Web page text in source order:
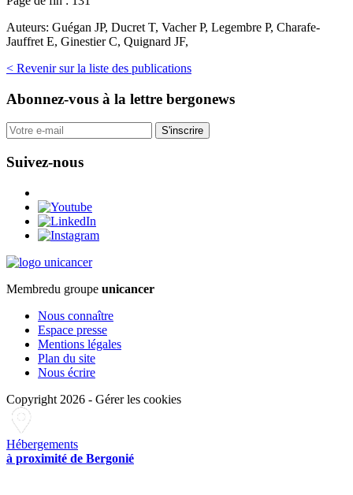
Auteurs: Guégan JP, Ducret T, Vacher P, Legembre P, Charafe-
Jauffret E, Ginestier C, Quignard JF,
< Revenir sur la liste des publications
Abonnez-vous à la lettre bergonews
S'inscrire
Suivez-nous
Membredu groupe unicancer
Nous connaître
Espace presse
Mentions légales
Plan du site
Nous écrire
Copyright 2026 - Gérer les cookies
Hébergements
à proximité de Bergonié